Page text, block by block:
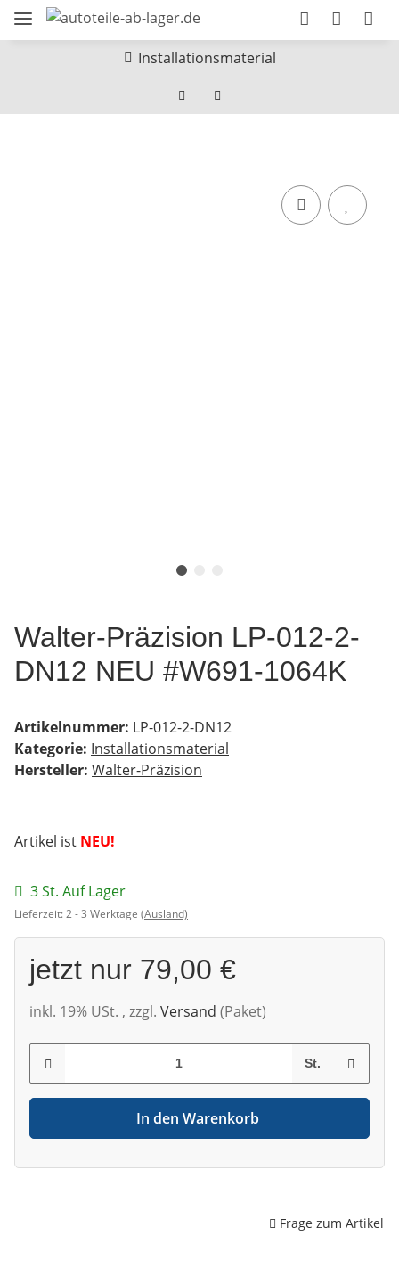
Installationsmaterial
Walter-Präzision LP-012-2-
DN12 NEU #W691-1064K
Artikelnummer: LP-012-2-DN12
Kategorie: Installationsmaterial
Hersteller: Walter-Präzision
Artikel ist NEU!
3 St. Auf Lager
Lieferzeit:2 - 3 Werktage (Ausland)
jetzt nur 79,00 €
inkl. 19% USt. , zzgl. Versand (Paket)
St.
In den Warenkorb
Frage zum Artikel